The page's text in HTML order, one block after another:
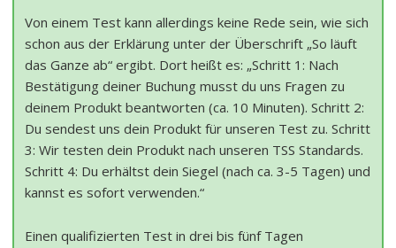
Von einem Test kann allerdings keine Rede sein, wie sich
schon aus der Erklärung unter der Überschrift „So läuft
das Ganze ab“ ergibt. Dort heißt es: „Schritt 1: Nach
Bestätigung deiner Buchung musst du uns Fragen zu
deinem Produkt beantworten (ca. 10 Minuten). Schritt 2:
Du sendest uns dein Produkt für unseren Test zu. Schritt
3: Wir testen dein Produkt nach unseren TSS Standards.
Schritt 4: Du erhältst dein Siegel (nach ca. 3-5 Tagen) und
kannst es sofort verwenden.“
Einen qualifizierten Test in drei bis fünf Tagen